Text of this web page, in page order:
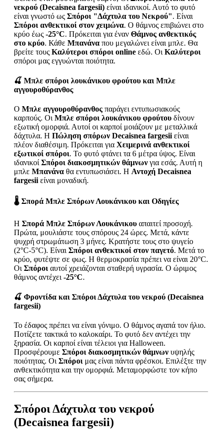
νεκρού (Decaisnea fargesii) είναι ιδανικοί. Αυτό το φυτό
είναι γνωστό ως Σπόροι "Δάχτυλα του Νεκρού". Είναι
Σπόροι ανθεκτικοί στον χειμώνα. Ο θάμνος επιβιώνει στο
κρύο έως -25°C. Πρόκειται για έναν Θάμνος ανθεκτικός
στο κρύο. Κάθε Μπανάνα που μεγαλώνει είναι μπλε. Θα
βρείτε τους Καλύτεροι σπόροι online εδώ. Οι Καλύτεροι
σπόροι μας εγγυώνται ποιότητα.
🍒 Μπλε σπόροι λουκάνικου φρούτου και Μπλε
αγγουροθύρανθος
Ο Μπλε αγγουροθύρανθος παράγει εντυπωσιακούς
καρπούς. Οι Μπλε σπόροι λουκάνικου φρούτου δίνουν
εξωτική ομορφιά. Αυτοί οι καρποί μοιάζουν με μεταλλικά
δάχτυλα. Η Πώληση σπόρων Decaisnea fargesii είναι
πλέον διαθέσιμη. Πρόκειται για Χειμερινά ανθεκτικοί
εξωτικοί σπόροι. Το φυτό φτάνει τα 6 μέτρα ύψος. Είναι
ιδανικοί Σπόροι διακοσμητικών θάμνων για εσάς. Αυτή η
μπλε Μπανάνα θα εντυπωσιάσει. Η Αντοχή Decaisnea
fargesii είναι μοναδική.
🌡️ Σπορά Μπλε Σπόρων Λουκάνικου και Οδηγίες
Η Σπορά Μπλε Σπόρων Λουκάνικου απαιτεί προσοχή.
Πρώτα, μουλιάστε τους σπόρους 24 ώρες. Μετά, κάντε
ψυχρή στρωμάτωση 3 μήνες. Κρατήστε τους στο ψυγείο
(2°C-5°C). ΕίναιΣπόροι ανθεκτικοί στον παγετό. Μετά το
κρύο, φυτέψτε σε φως. Η θερμοκρασία πρέπει να είναι 20°C.
ΟιΣπόροι αυτοί χρειάζονται σταθερή υγρασία. Ο ώριμος
θάμνος αντέχει-25°C.
🍒 Φροντίδα και Σπόροι Δάχτυλα του νεκρού (Decaisnea
fargesii)
Το έδαφος πρέπει να είναι γόνιμο. Ο θάμνος αγαπά τον ήλιο.
Ποτίζετε τακτικά το καλοκαίρι. Το φυτό δεν αντέχει την
ξηρασία. Οι καρποί είναι τέλειοι για Halloween.
Προσφέρουμε Σπόροι διακοσμητικών θάμνων υψηλής
ποιότητας. Οι Σπόροι μας είναι πάντα φρέσκοι. Επιλέξτε την
ανθεκτικότητα και την ομορφιά. Μεταμορφώστε τον κήπο
σας σήμερα.
Σπόροι Δάχτυλα του νεκρού
(Decaisnea fargesii)